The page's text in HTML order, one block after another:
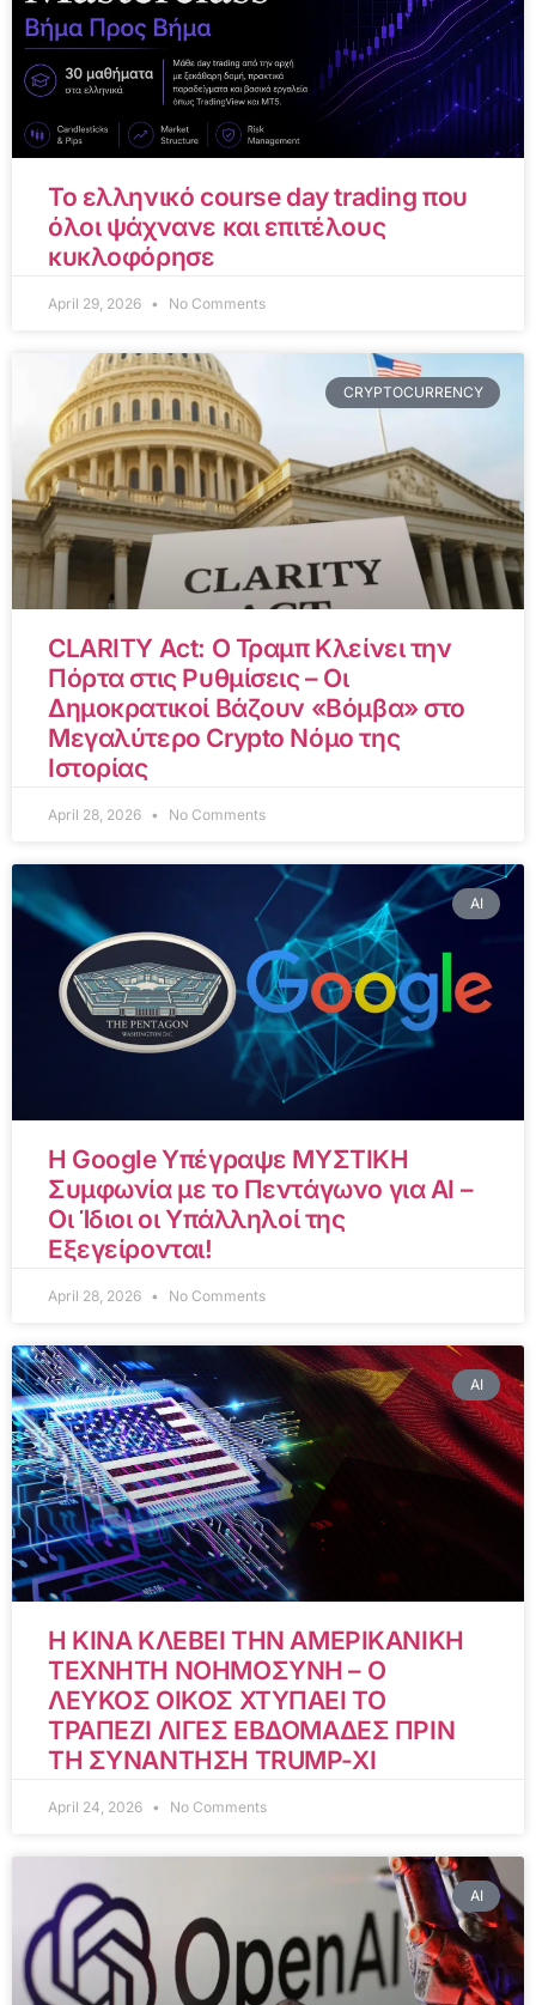
Το ελληνικό course day trading που
όλοι ψάχνανε και επιτέλους
κυκλοφόρησε
April 29, 2026 No Comments
CRYPTOCURRENCY
CLARITY Act: Ο Τραμπ Κλείνει την
Πόρτα στις Ρυθμίσεις – Οι
Δημοκρατικοί Βάζουν «Βόμβα» στο
Μεγαλύτερο Crypto Νόμο της
Ιστορίας
April 28, 2026 No Comments
AI
Η Google Υπέγραψε ΜΥΣΤΙΚΗ
Συμφωνία με το Πεντάγωνο για AI –
Οι Ίδιοι οι Υπάλληλοί της
Εξεγείρονται!
April 28, 2026 No Comments
AI
Η ΚΙΝΑ ΚΛΕΒΕΙ ΤΗΝ ΑΜΕΡΙΚΑΝΙΚΗ
ΤΕΧΝΗΤΗ ΝΟΗΜΟΣΥΝΗ – Ο
ΛΕΥΚΟΣ ΟΙΚΟΣ ΧΤΥΠΑΕΙ ΤΟ
ΤΡΑΠΕΖΙ ΛΙΓΕΣ ΕΒΔΟΜΑΔΕΣ ΠΡΙΝ
ΤΗ ΣΥΝΑΝΤΗΣΗ TRUMP-XI
April 24, 2026 No Comments
AI